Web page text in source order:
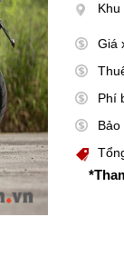
Khu
Giá
Phí
Bảo